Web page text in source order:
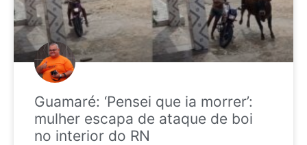
Guamaré: ‘Pensei que ia morrer’:
mulher escapa de ataque de boi
no interior do RN